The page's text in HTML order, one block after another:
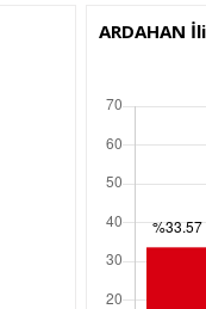
ARDAHAN